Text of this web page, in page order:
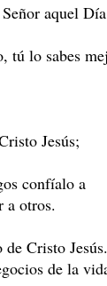
aquel
tú lo sabes
Jesús;
confíalo a
a otros.
Cristo Jesús.
de la